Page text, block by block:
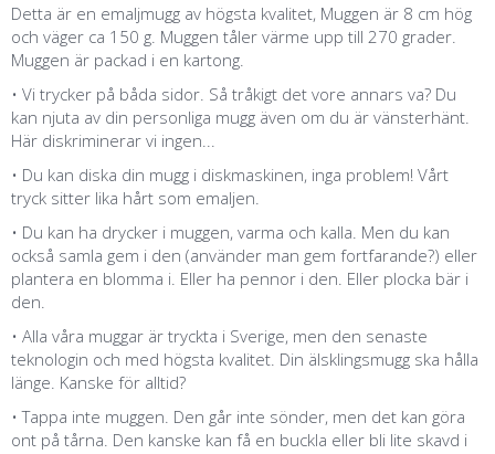
Detta är en emaljmugg av högsta kvalitet, Muggen är 8 cm hög
och väger ca 150 g. Muggen tåler värme upp till 270 grader.
Muggen är packad i en kartong.
• Vi trycker på båda sidor. Så tråkigt det vore annars va? Du
kan njuta av din personliga mugg även om du är vänsterhänt.
Här diskriminerar vi ingen...
• Du kan diska din mugg i diskmaskinen, inga problem! Vårt
tryck sitter lika hårt som emaljen.
• Du kan ha drycker i muggen, varma och kalla. Men du kan
också samla gem i den (använder man gem fortfarande?) eller
plantera en blomma i. Eller ha pennor i den. Eller plocka bär i
den.
• Alla våra muggar är tryckta i Sverige, men den senaste
teknologin och med högsta kvalitet. Din älsklingsmugg ska hålla
länge. Kanske för alltid?
• Tappa inte muggen. Den går inte sönder, men det kan göra
ont på tårna. Den kanske kan få en buckla eller bli lite skavd i